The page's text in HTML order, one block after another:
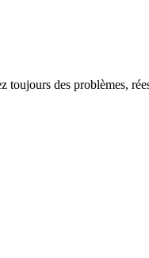
toujours des problèmes,